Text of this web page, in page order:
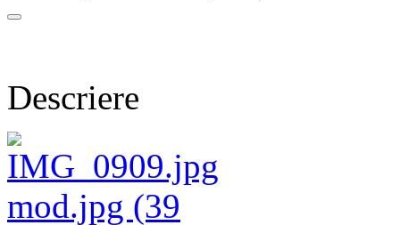
Descriere